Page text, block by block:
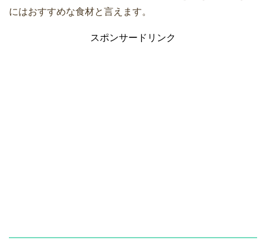
にはおすすめな食材と言えます。
スポンサードリンク